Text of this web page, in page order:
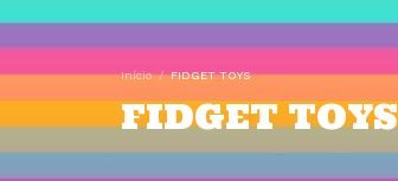
Início / FIDGET TOYS
FIDGET TOYS